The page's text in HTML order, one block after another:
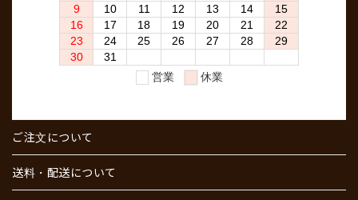
ご注文について
送料・配送について